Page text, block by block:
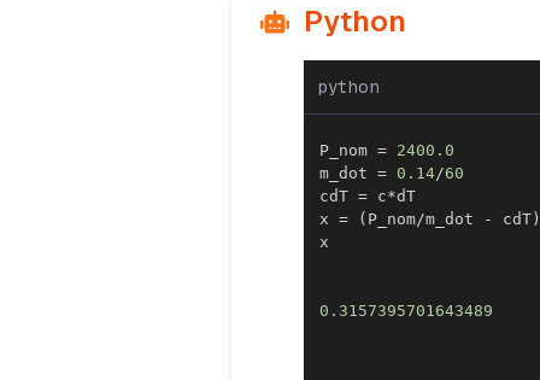
Python
python
P_nom = 2400.0
m_dot = 0.14/60
cdT = c*
x = ( P_nom/m_dot - cdT)
0.3157395701643489